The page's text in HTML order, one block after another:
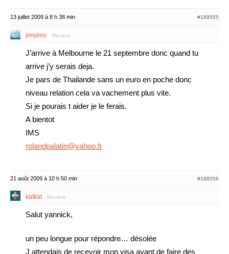
13 juillet 2009 à 8 h 38 min #189555
jimyims Membre
J’arrive à Melbourne le 21 septembre donc quand tu
arrive j’y serais deja.
Je pars de Thailande sans un euro en poche donc
niveau relation cela va vachement plus vite.
Si je pourais t aider je le ferais.
A bientot
IMS
rolandpalatin@yahoo.fr
21 août 2009 à 10 h 50 min #189556
katkat Membre
Salut yannick,
un peu longue pour répondre… désolée
J attendais de recevoir mon visa avant de faire des